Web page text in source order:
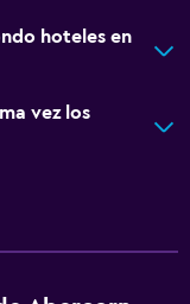
hoteles en
vez los